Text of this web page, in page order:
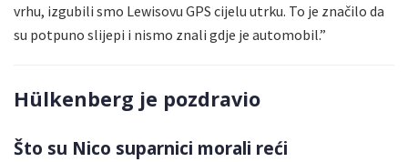
vrhu, izgubili smo Lewisovu GPS cijelu utrku. To je značilo da
su potpuno slijepi i nismo znali gdje je automobil.”
Hülkenberg je pozdravio
Što su Nico suparnici morali reći